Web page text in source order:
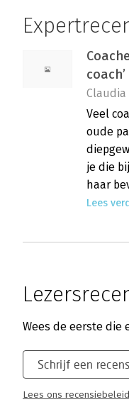
coach’
Claudia
Veel
oude
je die
haar
Lees
Het
hierop
Lees
Wees de eerste die
Schrijf een
Lees ons recensiebeleid